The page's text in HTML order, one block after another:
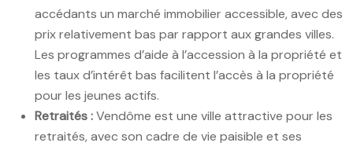
accédants un marché immobilier accessible, avec des
prix relativement bas par rapport aux grandes villes.
Les programmes d’aide à l’accession à la propriété et
les taux d’intérêt bas facilitent l’accès à la propriété
pour les jeunes actifs.
Retraités :Vendôme est une ville attractive pour les
retraités, avec son cadre de vie paisible et ses